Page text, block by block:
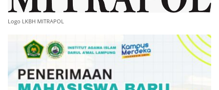
Logo LKBH MITRAPOL